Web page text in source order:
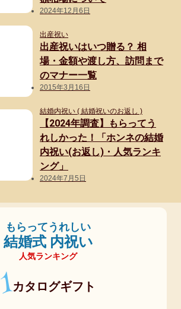
2024年12月6日
出産祝い
出産祝いはいつ贈る？ 相
場・金額や渡し方、訪問まで
のマナー一覧
2015年3月16日
結婚内祝い ( 結婚祝いのお返し )
【2024年調査】もらってう
れしかった！「ホンネの結婚
内祝い(お返し)・人気ランキ
ング」
2024年7月5日
もらってうれしい
結婚式 内祝い
人気ランキング
1カタログギフト